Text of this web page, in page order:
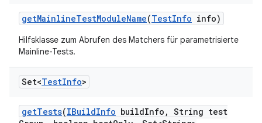
getMainlineTestModuleName(TestInfo info)
Hilfsklasse zum Abrufen des Matchers für parametrisierte
Mainline-Tests.
Set<TestInfo>
getTests(IBuildInfo buildInfo , String test